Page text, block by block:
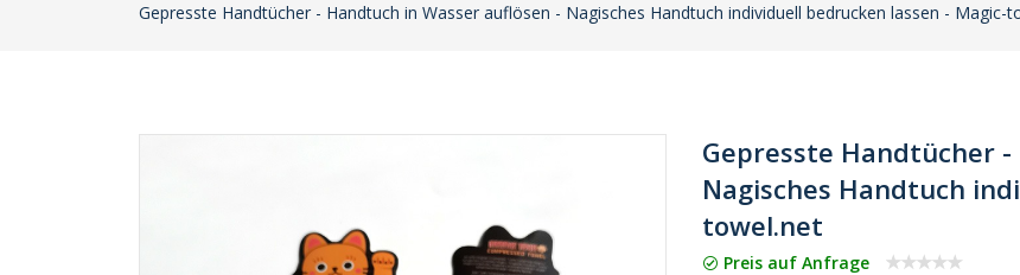
Gepresste Handtücher - Handtuch in Wasser auflösen - Nagisches Handtuch individuell bedrucken lassen - Magic-
Gepresste Handtücher
Nagisches Handtuch
towel.net
Preis auf Anfrage